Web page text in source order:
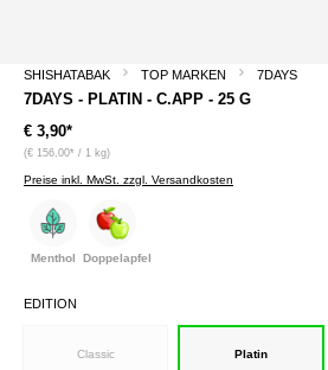
SHISHATABAK TOP MARKEN 7DAYS
7DAYS - PLATIN - C.APP - 25 G
€ 3,90*
(€ 156,00* / 1 kg)
Preise inkl. MwSt. zzgl. Versandkosten
Menthol Doppelapfel
EDITION
Classic Platin